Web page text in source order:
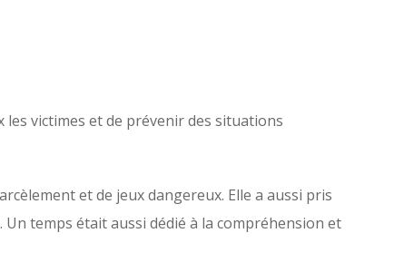
les victimes et de prévenir des situations
et de jeux dangereux. Elle a aussi pris
temps était aussi dédié à la compréhension et